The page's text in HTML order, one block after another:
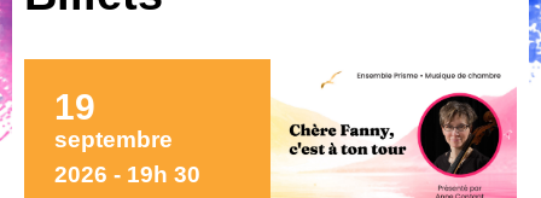
19
septembre
2026 - 19h 30